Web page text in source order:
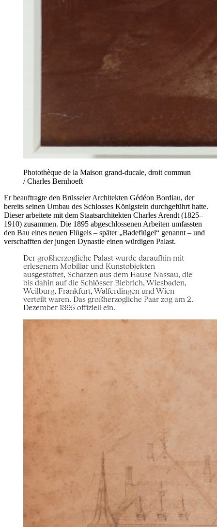
Photothèque de la Maison grand-ducale, droit commun
/ Charles Bernhoeft
Er beauftragte den Brüsseler Architekten Gédéon Bordiau, der
bereits seinen Umbau des Schlosses Königstein durchgeführt hatte.
Dieser arbeitete mit dem Staatsarchitekten Charles Arendt (1825–
1910) zusammen. Die 1895 abgeschlossenen Arbeiten umfassten
den Bau eines neuen Flügels – später „Badeflügel“ genannt – und
verschafften der jungen Dynastie einen würdigen Palast.
Der großherzogliche Palast wurde daraufhin mit
erlesenem Mobiliar und Kunstobjekten
ausgestattet, Schätzen aus dem Hause Nassau, die
bis dahin auf die Schlösser Biebrich, Wiesbaden,
Weilburg, Frankfurt, Walferdingen und Wien
verteilt waren. Das großherzogliche Paar zog am 2.
Dezember 1895 offiziell ein.